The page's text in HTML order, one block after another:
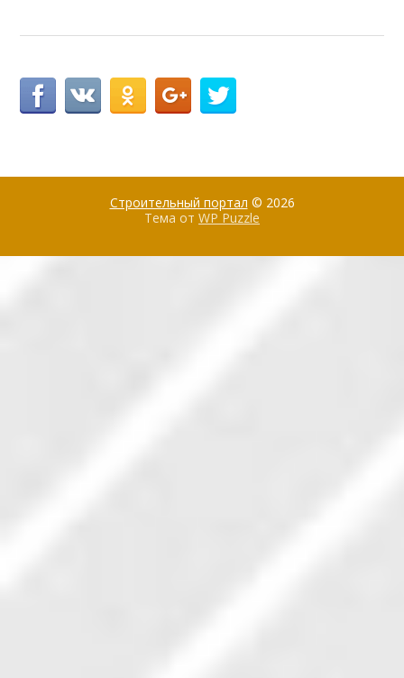
Строительный портал © 2026
Тема от WP Puzzle